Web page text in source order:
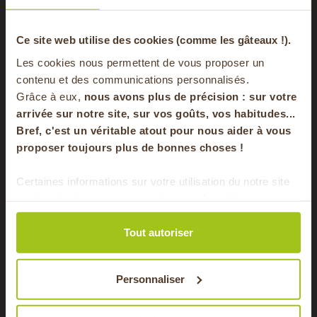
Ce site web utilise des cookies (comme les gâteaux !).
Les cookies nous permettent de vous proposer un
contenu et des communications personnalisés.
Grâce à eux, nous avons plus de précision : sur votre
arrivée sur notre site, sur vos goûts, vos habitudes...
Bref, c'est un véritable atout pour nous aider à vous
proposer toujours plus de bonnes choses !
Certaines informations sur votre utilisation du notre site
de publicité et d'analyse. Ces données peuvent être
combinées avec d'autres informations que vous leur
avez fournies ou qu'ils ont collectées lors de votre
Tout autoriser
Personnaliser
alimentaire
Végétarien
Vous aimerez aussi
MIN
-20% offerts sur
votre panier
en vous inscrivant à notre newsletter
Pour faire le plein chaque semaine de bons
produits locaux & de saison !